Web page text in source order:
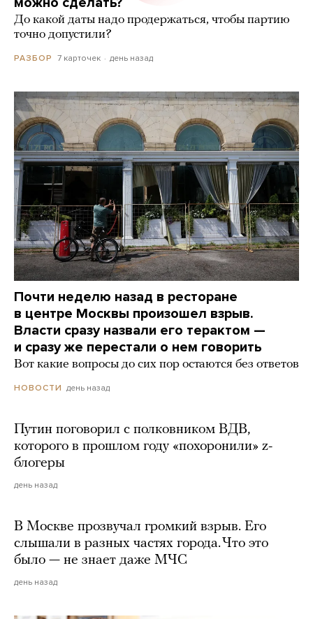
До какой даты надо продержаться, чтобы партию
точно допустили?
РАЗБОР 7 карточек день назад
Почти неделю назад в ресторане
в центре Москвы произошел взрыв.
Власти сразу назвали его терактом —
и сразу же перестали о нем говорить
Вот какие вопросы до сих пор остаются без ответов
НОВОСТИ день назад
Путин поговорил с полковником ВДВ,
которого в прошлом году «похоронили» z-
блогеры
день назад
В Москве прозвучал громкий взрыв. Его
слышали в разных частях города. Что это
было — не знает даже МЧС
день назад